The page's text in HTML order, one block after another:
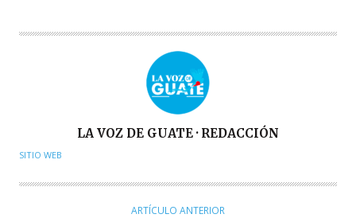
U
O
LA VOZ DE GUATE · REDACCIÓN
SITIO WEB
ARTÍCULO ANTERIOR